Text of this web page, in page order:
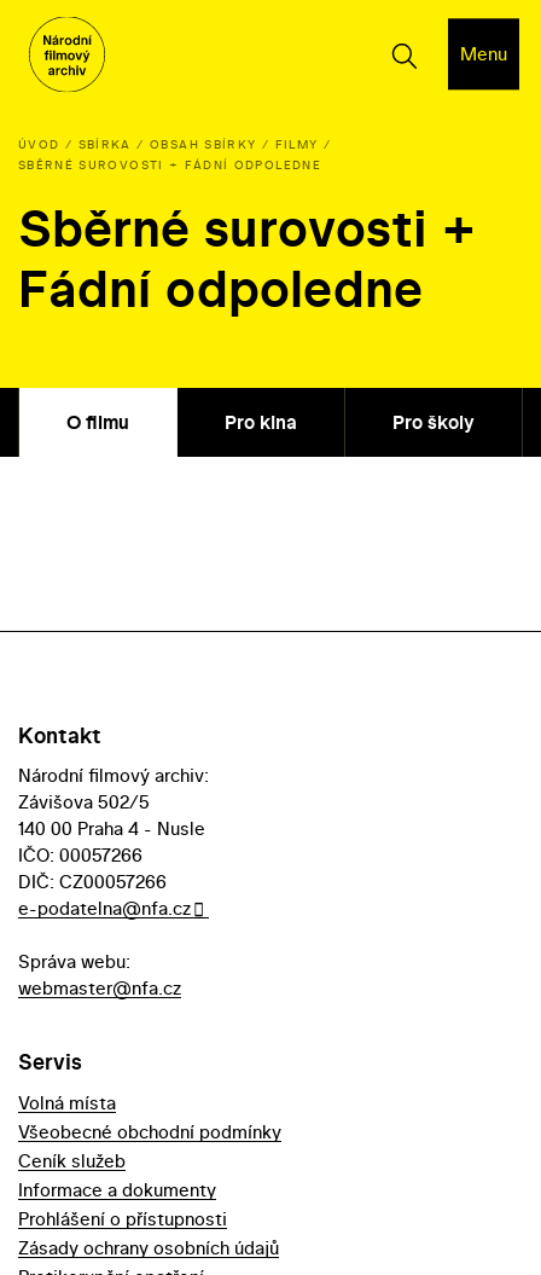
Menu
ÚVOD SBÍRKA OBSAH SBÍRKY
FILMY
SBĚRNÉ SUROVOSTI + FÁDNÍ ODPOLEDNE
Sběrné surovosti +
Fádní odpoledne
O filmu Pro kina Pro školy
Kontakt
Národní filmový archiv:
Závišova 502/5
140 00 Praha 4 - Nusle
IČO: 00057266
DIČ: CZ00057266
e-podatelna@nfa.cz
Správa webu:
webmaster@nfa.cz
Servis
Volná místa
Všeobecné obchodní podmínky
Ceník služeb
Informace a dokumenty
Prohlášení o přístupnosti
Zásady ochrany osobních údajů